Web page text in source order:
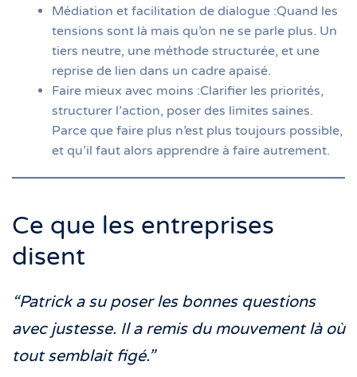
Médiation et facilitation de dialogue :Quand les
tensions sont là mais qu’on ne se parle plus. Un
tiers neutre, une méthode structurée, et une
reprise de lien dans un cadre apaisé.
Faire mieux avec moins :Clarifier les priorités,
structurer l’action, poser des limites saines.
Parce que faire plus n’est plus toujours possible,
et qu’il faut alors apprendre à faire autrement.
Ce que les entreprises
disent
“Patrick a su poser les bonnes questions
avec justesse. Il a remis du mouvement là où
tout semblait figé.”